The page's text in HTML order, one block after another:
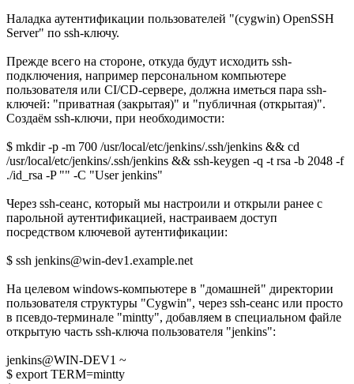
Наладка аутентификации пользователей "(cygwin) OpenSSH
Server" по ssh-ключу.
Прежде всего на стороне, откуда будут исходить ssh-
подключения, например персональном компьютере
пользователя или CI/CD-сервере, должна иметься пара ssh-
ключей: "приватная (закрытая)" и "публичная (открытая)".
Создаём ssh-ключи, при необходимости:
$ mkdir -p -m 700 /usr/local/etc/jenkins/.ssh/jenkins && cd
/usr/local/etc/jenkins/.ssh/jenkins && ssh-keygen -q -t rsa -b 2048 -f
./id_rsa -P "" -C "User jenkins"
Через ssh-сеанс, который мы настроили и открыли ранее с
парольной аутентификацией, настраиваем доступ
посредством ключевой аутентификации:
$ ssh jenkins@win-dev1.example.net
На целевом windows-компьютере в "домашней" директории
пользователя структуры "Cygwin", через ssh-сеанс или просто
в псевдо-терминале "mintty", добавляем в специальном файле
открытую часть ssh-ключа пользователя "jenkins":
jenkins@WIN-DEV1 ~
$ export TERM=mintty